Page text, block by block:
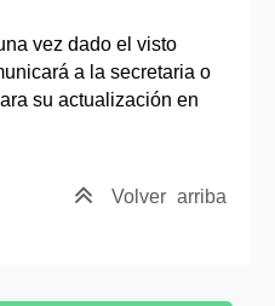
vez dado el visto
a la secretaria o
su actualización en
Volver arriba